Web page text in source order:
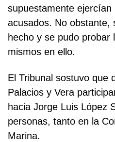
supuestamente ejercían
acusados. No obstante,
hecho y se pudo probar
mismos en ello.
El Tribunal sostuvo que
Palacios y Vera
hacia Jorge Luis López
personas, tanto en la
Marina.